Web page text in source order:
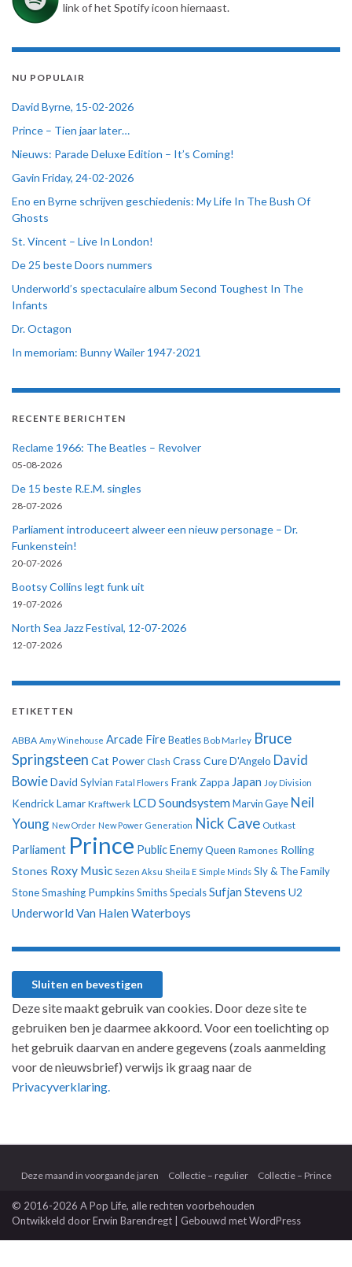
link of het Spotify icoon hiernaast.
NU POPULAIR
David Byrne, 15-02-2026
Prince – Tien jaar later…
Nieuws: Parade Deluxe Edition – It’s Coming!
Gavin Friday, 24-02-2026
Eno en Byrne schrijven geschiedenis: My Life In The Bush Of
Ghosts
St. Vincent – Live In London!
De 25 beste Doors nummers
Underworld’s spectaculaire album Second Toughest In The
Infants
Dr. Octagon
In memoriam: Bunny Wailer 1947-2021
RECENTE BERICHTEN
Reclame 1966: The Beatles – Revolver
05-08-2026
De 15 beste R.E.M. singles
28-07-2026
Parliament introduceert alweer een nieuw personage – Dr.
Funkenstein!
20-07-2026
Bootsy Collins legt funk uit
19-07-2026
North Sea Jazz Festival, 12-07-2026
12-07-2026
ETIKETTEN
ABBA Amy Winehouse Arcade Fire Beatles Bob Marley Bruce
Springsteen Cat Power Clash Crass CureD'Angelo David
BowieDavid Sylvian Fatal Flowers Frank Zappa Japan Joy Division
Kendrick Lamar Kraftwerk LCD Soundsystem Marvin Gaye Neil
Young New Order New Power Generation Nick Cave Outkast
Parliament Prince Public EnemyQueen Ramones Rolling
Stones Roxy Music Sezen Aksu Sheila E Simple Minds Sly & The Family
StoneSmashing PumpkinsSmithsSpecialsSufjan Stevens U2
Underworld Van Halen Waterboys
Deze site maakt gebruik van cookies. Door deze site te
gebruiken ben je daarmee akkoord. Voor een toelichting op
het gebruik daarvan en andere gegevens (zoals aanmelding
voor de nieuwsbrief) verwijs ik graag naar de
Privacyverklaring.
Deze maand in voorgaande jaren Collectie – regulier Collectie – Prince
© 2016-2026 A Pop Life, alle rechten voorbehouden
Ontwikkeld doorErwin Barendregt | Gebouwd metWordPress